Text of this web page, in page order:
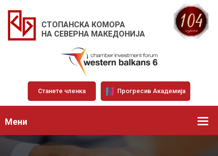
СТОПАНСКА КОМОРА
НА СЕВЕРНА МАКЕДОНИЈА
Станете членка Прогресив Академија
Мени